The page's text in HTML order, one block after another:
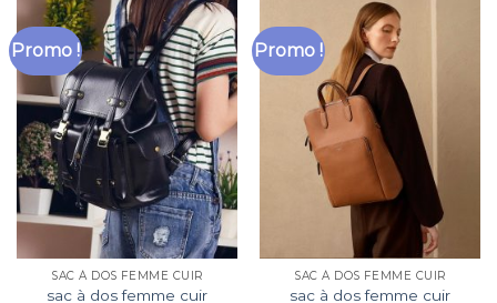
Promo !
SAC À DOS FEMME CUIR
sac à dos femme cuir
Promo !
SAC À DOS FEMME CUIR
sac à dos femme cuir